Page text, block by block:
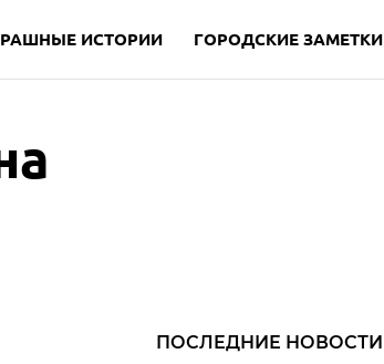
ИСТОРИИ ГОРОДСКИЕ ЗАМЕТКИ
ПОСЛЕДНИЕ НОВОСТИ